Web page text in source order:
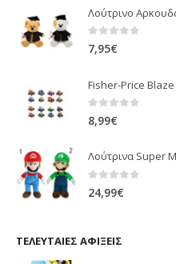
0out of 5
7,95€
0 out of 5
8,99€
0 out of 5
24,99€
ΤΕΛΕΥΤΑΊΕΣ ΑΦΊΞΕΙΣ